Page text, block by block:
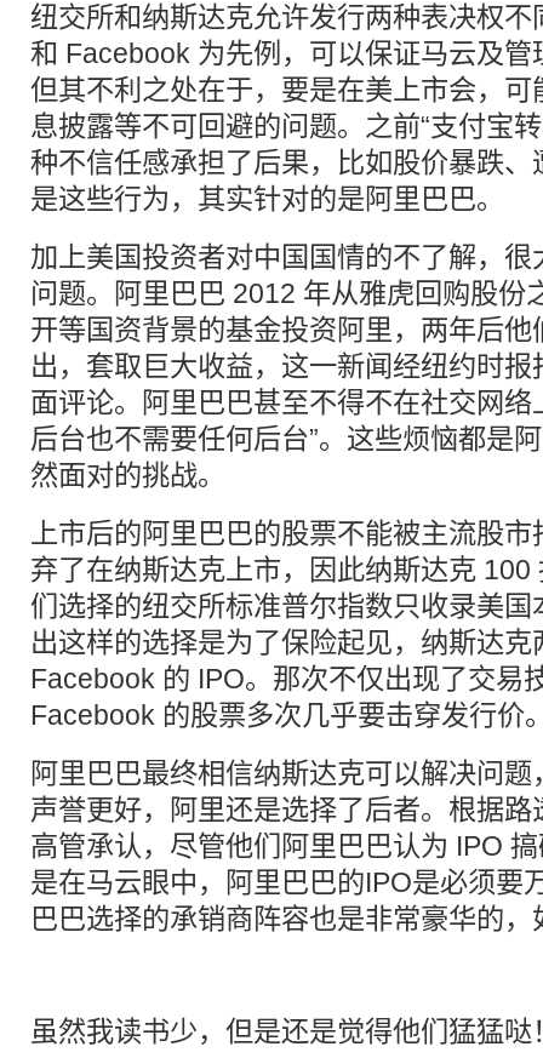
纽交所和纳斯达克允许发行两种表决权
和 Facebook 为先例，可以保证马云及
但其不利之处在于，要是在美上市会，
息披露等不可回避的问题。之前“支付宝
种不信任感承担了后果，比如股价暴跌
是这些行为，其实针对的是阿里巴巴。
加上美国投资者对中国国情的不了解，
问题。阿里巴巴 2012 年从雅虎回购股份
开等国资背景的基金投资阿里，两年后他
出，套取巨大收益，这一新闻经纽约时
面评论。阿里巴巴甚至不得不在社交网络
后台也不需要任何后台”。这些烦恼都是
然面对的挑战。
上市后的阿里巴巴的股票不能被主流股
弃了在纳斯达克上市，因此纳斯达克 100
们选择的纽交所标准普尔指数只收录美
出这样的选择是为了保险起见，纳斯达克
Facebook 的 IPO。那次不仅出现了交易
Facebook 的股票多次几乎要击穿发行价
阿里巴巴最终相信纳斯达克可以解决问
声誉更好，阿里还是选择了后者。根据
高管承认，尽管他们阿里巴巴认为 IPO
是在马云眼中，阿里巴巴的IPO是必须要
巴巴选择的承销商阵容也是非常豪华的，
虽然我读书少，但是还是觉得他们猛猛哒